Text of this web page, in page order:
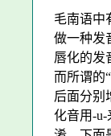
毛南语中
做一种发
唇化的发
而所谓的
后面分别
化音用-u-